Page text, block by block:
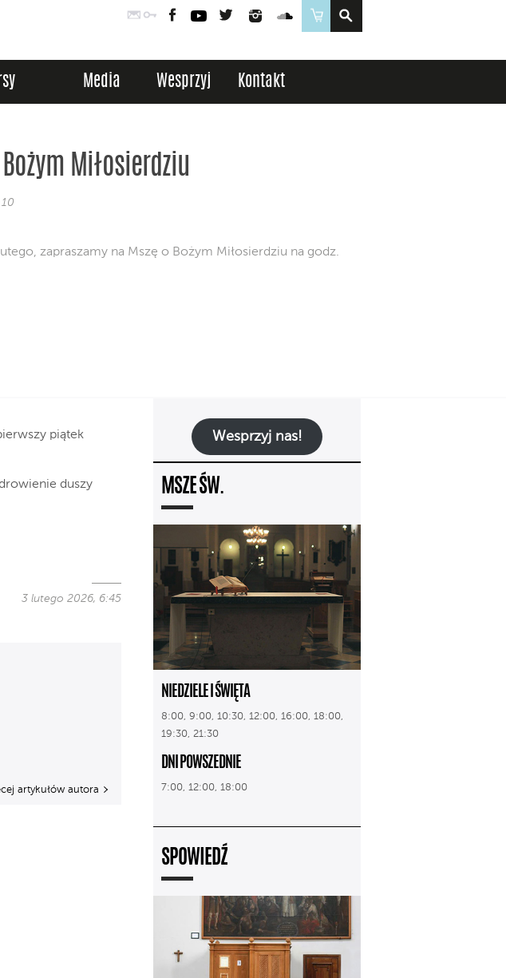
PocztaLogowanie
FacebookYouTubeTwitter InstagramSoundCloud
Sklep
Media Wesprzyj Kontakt
Miłosierdziu
zapraszamy na Mszę o Bożym Miłosierdziu na godz.
piątek
duszy
3 lutego 2026, 6:45
artykułów autora
Wesprzyj nas!
MSZE ŚW.
NIEDZIELE I ŚWIĘTA
8:00, 9:00, 10:30, 12:00, 16:00, 18:00,
19:30, 21:30
DNI POWSZEDNIE
7:00, 12:00, 18:00
SPOWIEDŹ